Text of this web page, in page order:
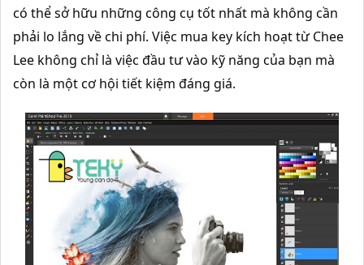
có thể sở hữu những công cụ tốt nhất mà không cần
phải lo lắng về chi phí. Việc mua key kích hoạt từ Chee
Lee không chỉ là việc đầu tư vào kỹ năng của bạn mà
còn là một cơ hội tiết kiệm đáng giá.